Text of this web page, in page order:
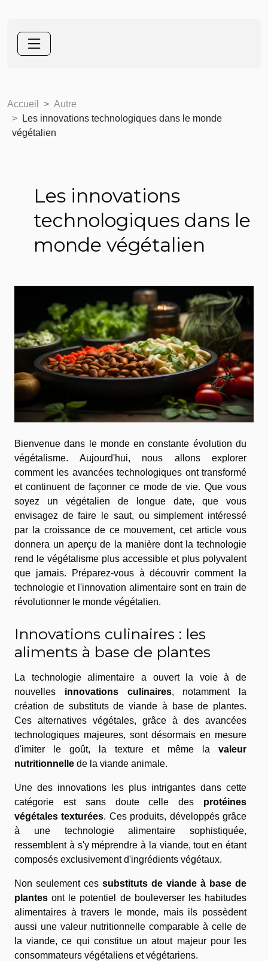
Accueil
Autre
Les innovations technologiques dans le monde
végétalien
Les innovations
technologiques dans le
monde végétalien
Bienvenue dans le monde en constante évolution du
végétalisme. Aujourd'hui, nous allons explorer
comment les avancées technologiques ont transformé
et continuent de façonner ce mode de vie. Que vous
soyez un végétalien de longue date, que vous
envisagez de faire le saut, ou simplement intéressé
par la croissance de ce mouvement, cet article vous
donnera un aperçu de la manière dont la technologie
rend le végétalisme plus accessible et plus polyvalent
que jamais. Préparez-vous à découvrir comment la
technologie et l'innovation alimentaire sont en train de
révolutionner le monde végétalien.
Innovations culinaires : les
aliments à base de plantes
La technologie alimentaire a ouvert la voie à de
nouvelles innovations culinaires, notamment la
création de substituts de viande à base de plantes.
Ces alternatives végétales, grâce à des avancées
technologiques majeures, sont désormais en mesure
d'imiter le goût, la texture et même la valeur
nutritionnelle de la viande animale.
Une des innovations les plus intrigantes dans cette
catégorie est sans doute celle des protéines
végétales texturées. Ces produits, développés grâce
à une technologie alimentaire sophistiquée,
ressemblent à s'y méprendre à la viande, tout en étant
composés exclusivement d'ingrédients végétaux.
Non seulement ces substituts de viande à base de
plantes ont le potentiel de bouleverser les habitudes
alimentaires à travers le monde, mais ils possèdent
aussi une valeur nutritionnelle comparable à celle de
la viande, ce qui constitue un atout majeur pour les
consommateurs végétaliens et végétariens.